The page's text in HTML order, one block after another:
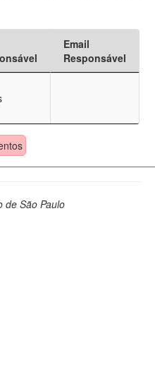
Email
Responsável
de São Paulo